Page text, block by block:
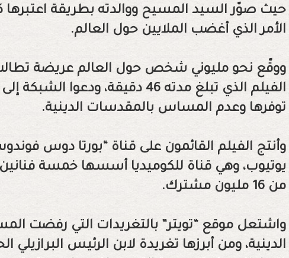
حيث صوّر السيد المسيح ووالدته بطريقة اعتبرها
الأمر الذي أغضب الملايين حول العالم.
ووقّع نحو مليوني شخص حول العالم عريضة
الفيلم الذي تبلغ مدته 46 دقيقة،
توفرها وعدم المساس بالمقدسات الدينية.
وأنتج الفيلم القائمون على قناة “بورتا دوس
من 16 مليون مشترك.
واشتعل موقع “تويتر” بالتغريدات التي رفضت
الدينية، ومن أبرزها تغريدة لابن الرئيس البرازيلي